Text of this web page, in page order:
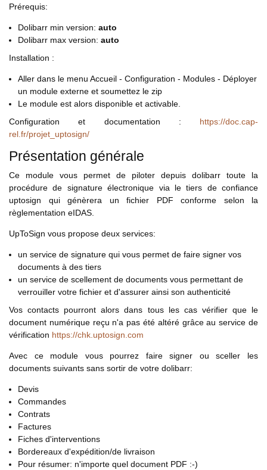
Prérequis:
Dolibarr min version: auto
Dolibarr max version: auto
Installation :
Aller dans le menu Accueil - Configuration - Modules - Déployer
un module externe et soumettez le zip
Le module est alors disponible et activable.
Configuration et documentation : https://doc.cap-
rel.fr/projet_uptosign/
Présentation générale
Ce module vous permet de piloter depuis dolibarr toute la
procédure de signature électronique via le tiers de confiance
uptosign qui génèrera un fichier PDF conforme selon la
règlementation eIDAS.
UpToSign vous propose deux services:
un service de signature qui vous permet de faire signer vos
documents à des tiers
un service de scellement de documents vous permettant de
verrouiller votre fichier et d'assurer ainsi son authenticité
Vos contacts pourront alors dans tous les cas vérifier que le
document numérique reçu n'a pas été altéré grâce au service de
vérification https://chk.uptosign.com
Avec ce module vous pourrez faire signer ou sceller les
documents suivants sans sortir de votre dolibarr:
Devis
Commandes
Contrats
Factures
Fiches d'interventions
Bordereaux d'expédition/de livraison
Pour résumer: n'importe quel document PDF :-)